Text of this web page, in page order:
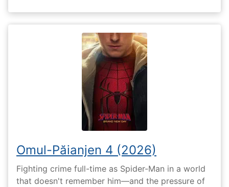
Omul-Păianjen 4 (2026)
Fighting crime full-time as Spider-Man in a world
that doesn't remember him—and the pressure of